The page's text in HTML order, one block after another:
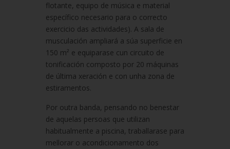
flotante, equipo de música e material
específico necesario para o correcto
exercicio das actividades). A sala de
musculación ampliará a súa superficie en
150 m² e equiparase cun circuito de
tonificación composto por 20 máquinas
de última xeración e con unha zona de
estiramentos.
Por outra banda, pensando no benestar
de aquelas persoas que utilizan
habitualmente a piscina, traballarase para
mellorar o acondicionamento dos